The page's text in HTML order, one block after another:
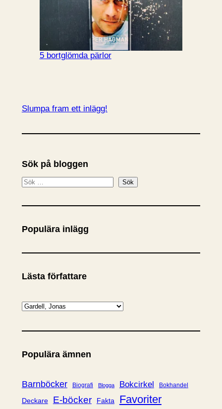
5 bortglömda pärlor
Slumpa fram ett inlägg!
Sök på bloggen
S
k
Sök
Populära inlägg
Lästa författare
K
t
g
r
i
Populära ämnen
Barnböcker Biografi Blogga Bokcirkel Bokhandel
Deckare E-böcker Fakta Favoriter